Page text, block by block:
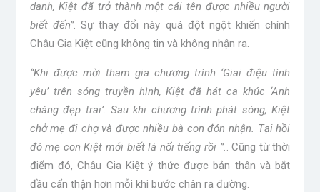
danh, Kiệt đã trở thành một cái tên được nhiều người
biết đến”. Sự thay đổi này quá đột ngột khiến chính
Châu Gia Kiệt cũng không tin và không nhận ra.
“Khi được mời tham gia chương trình ‘Giai điệu tình
yêu’ trên sóng truyền hình, Kiệt đã hát ca khúc ‘Anh
chàng đẹp trai’. Sau khi chương trình phát sóng, Kiệt
chở mẹ đi chợ và được nhiều bà con đón nhận. Tại hồi
đó mẹ con Kiệt mới biết là nổi tiếng rồi ”.. Cũng từ thời
điểm đó, Châu Gia Kiệt ý thức được bản thân và bắt
đầu cẩn thận hơn mỗi khi bước chân ra đường.